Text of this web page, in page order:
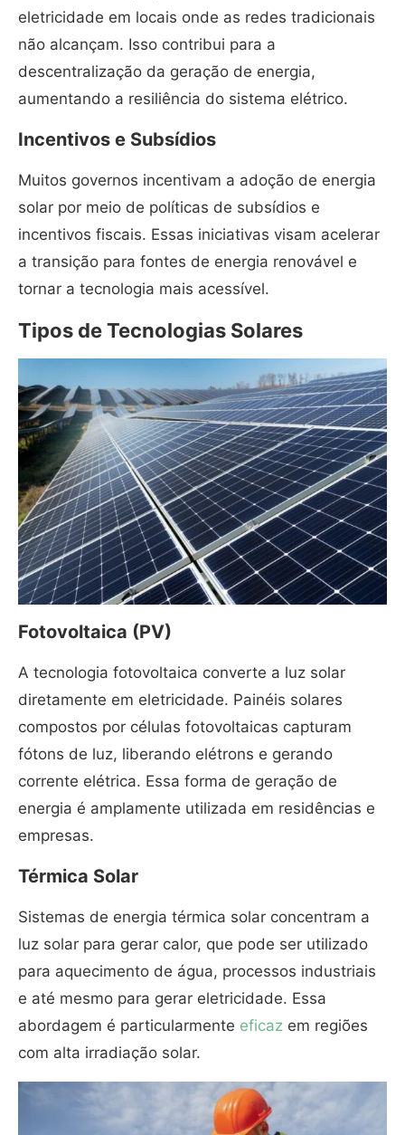
eletricidade em locais onde as redes tradicionais
não alcançam. Isso contribui para a
descentralização da geração de energia,
aumentando a resiliência do sistema elétrico.
Incentivos e Subsídios
Muitos governos incentivam a adoção de energia
solar por meio de políticas de subsídios e
incentivos fiscais. Essas iniciativas visam acelerar
a transição para fontes de energia renovável e
tornar a tecnologia mais acessível.
Tipos de Tecnologias Solares
Fotovoltaica (PV)
A tecnologia fotovoltaica converte a luz solar
diretamente em eletricidade. Painéis solares
compostos por células fotovoltaicas capturam
fótons de luz, liberando elétrons e gerando
corrente elétrica. Essa forma de geração de
energia é amplamente utilizada em residências e
empresas.
Térmica Solar
Sistemas de energia térmica solar concentram a
luz solar para gerar calor, que pode ser utilizado
para aquecimento de água, processos industriais
e até mesmo para gerar eletricidade. Essa
abordagem é particularmente eficaz em regiões
com alta irradiação solar.